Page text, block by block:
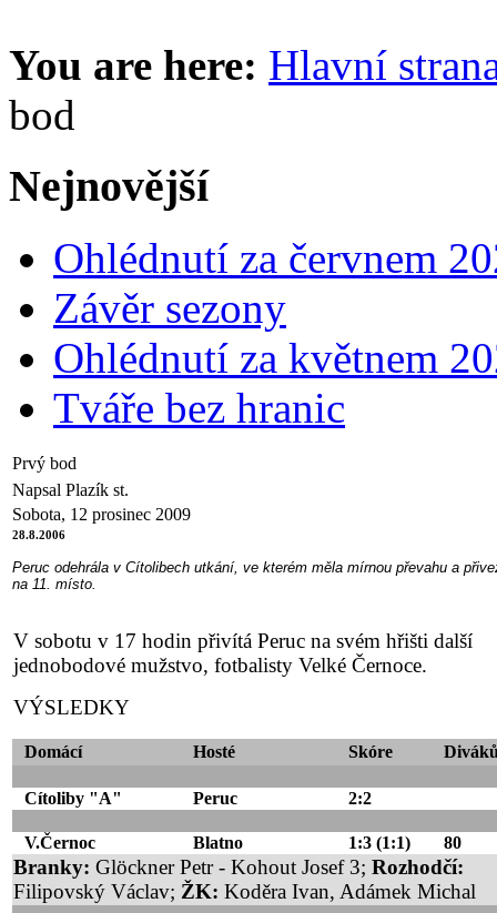
You are here: Hlavní
bod
Nejnovější
Ohlédnutí za červnem
Závěr sezony
Ohlédnutí za květnem
Tváře bez hranic
Prvý bod
Napsal Plazík st.
Sobota, 12 prosinec 2009
28.8.2006
Peruc odehrála v Cítolibech utkání, ve kterém měla mírnou převahu a
na 11. místo.
V sobotu v 17 hodin přivítá Peruc na svém hřišti další
jednobodové mužstvo, fotbalisty Velké Černoce.
VÝSLEDKY
Domácí Hosté Skóre
Cítoliby "A" Peruc 2:2
V.Černoc Blatno 1:3 (1:1) 80
Branky: Glöckner Petr - Kohout Josef 3; Rozhodčí:
Filipovský Václav; ŽK: Koděra Ivan, Adámek Michal